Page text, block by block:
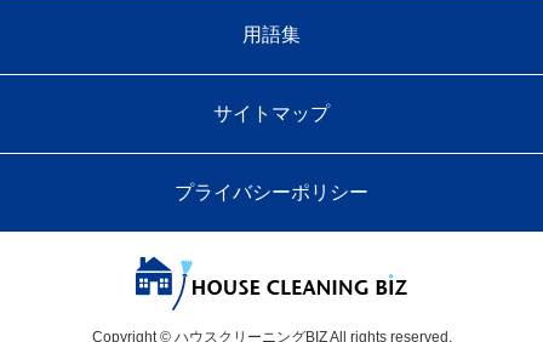
用語集
サイトマップ
プライバシーポリシー
Copyright © ハウスクリーニングBIZ All rights reserved.